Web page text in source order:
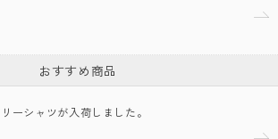
おすすめ商品
ーシャツが入荷しました。